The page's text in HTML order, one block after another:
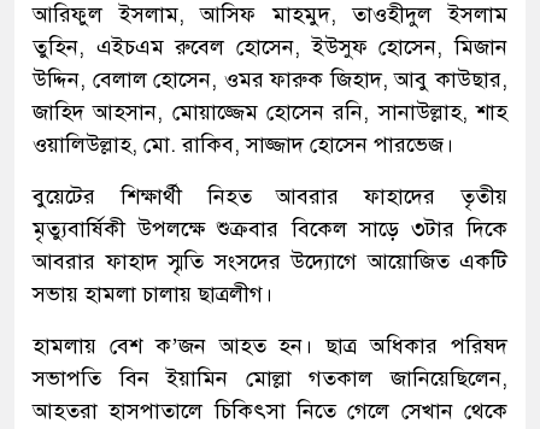
আরিফুল ইসলাম, আসিফ মাহমুদ, তাওহীদুল ইসলাম
তুহিন, এইচএম রুবেল হোসেন, ইউসুফ হোসেন, মিজান
উদ্দিন, বেলাল হোসেন, ওমর ফারুক জিহাদ, আবু কাউছার,
জাহিদ আহসান, মোয়াজ্জেম হোসেন রনি, সানাউল্লাহ, শাহ
ওয়ালিউল্লাহ, মো. রাকিব, সাজ্জাদ হোসেন পারভেজ।
বুয়েটের শিক্ষার্থী নিহত আবরার ফাহাদের তৃতীয়
মৃত্যুবার্ষিকী উপলক্ষে শুক্রবার বিকেল সাড়ে ৩টার দিকে
আবরার ফাহাদ স্মৃতি সংসদের উদ্যোগে আয়োজিত একটি
সভায় হামলা চালায় ছাত্রলীগ।
হামলায় বেশ ক’জন আহত হন। ছাত্র অধিকার পরিষদ
সভাপতি বিন ইয়ামিন মোল্লা গতকাল জানিয়েছিলেন,
আহতরা হাসপাতালে চিকিৎসা নিতে গেলে সেখান থেকে